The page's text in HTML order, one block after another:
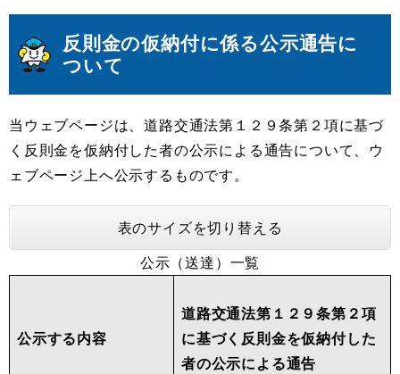
反則金の仮納付に係る公示通告に
ついて
当ウェブページは、道路交通法第１２９条第２項に基づ
く反則金を仮納付した者の公示による通告について、ウ
ェブページ上へ公示するものです。
表のサイズを切り替える
公示（送達）一覧
公示する内容
道路交通法第１２９条第２項
に基づく反則金を仮納付した
者の公示による通告